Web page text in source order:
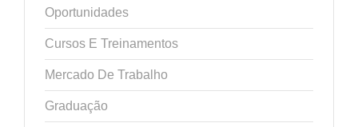
Oportunidades
Cursos E Treinamentos
Mercado De Trabalho
Graduação